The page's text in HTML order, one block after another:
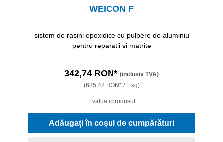
WEICON F
sistem de rasini epoxidice cu pulbere de aluminiu
pentru reparatii si matrite
342,74 RON* (inclusiv TVA)
(685,48 RON* / 1 kg)
Evaluati produsul
Adăugați în coșul de cumpărături